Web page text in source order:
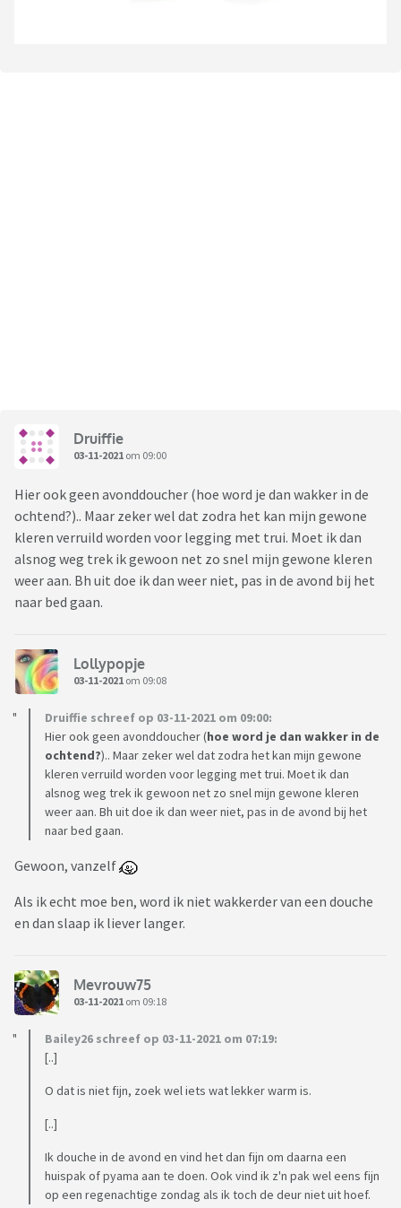
Druiffie
03-11-2021 om 09:00
Hier ook geen avonddoucher (hoe word je dan wakker in de
ochtend?).. Maar zeker wel dat zodra het kan mijn gewone
kleren verruild worden voor legging met trui. Moet ik dan
alsnog weg trek ik gewoon net zo snel mijn gewone kleren
weer aan. Bh uit doe ik dan weer niet, pas in de avond bij het
naar bed gaan.
Lollypopje
03-11-2021 om 09:08
Druiffie schreef op 03-11-2021 om 09:00:
Hier ook geen avonddoucher (hoe word je dan wakker in de
ochtend?).. Maar zeker wel dat zodra het kan mijn gewone
kleren verruild worden voor legging met trui. Moet ik dan
alsnog weg trek ik gewoon net zo snel mijn gewone kleren
weer aan. Bh uit doe ik dan weer niet, pas in de avond bij het
naar bed gaan.
Gewoon, vanzelf
Als ik echt moe ben, word ik niet wakkerder van een douche
en dan slaap ik liever langer.
Mevrouw75
03-11-2021 om 09:18
Bailey26 schreef op 03-11-2021 om 07:19:
[..]
O dat is niet fijn, zoek wel iets wat lekker warm is.
[..]
Ik douche in de avond en vind het dan fijn om daarna een
huispak of pyama aan te doen. Ook vind ik z'n pak wel eens fijn
op een regenachtige zondag als ik toch de deur niet uit hoef.